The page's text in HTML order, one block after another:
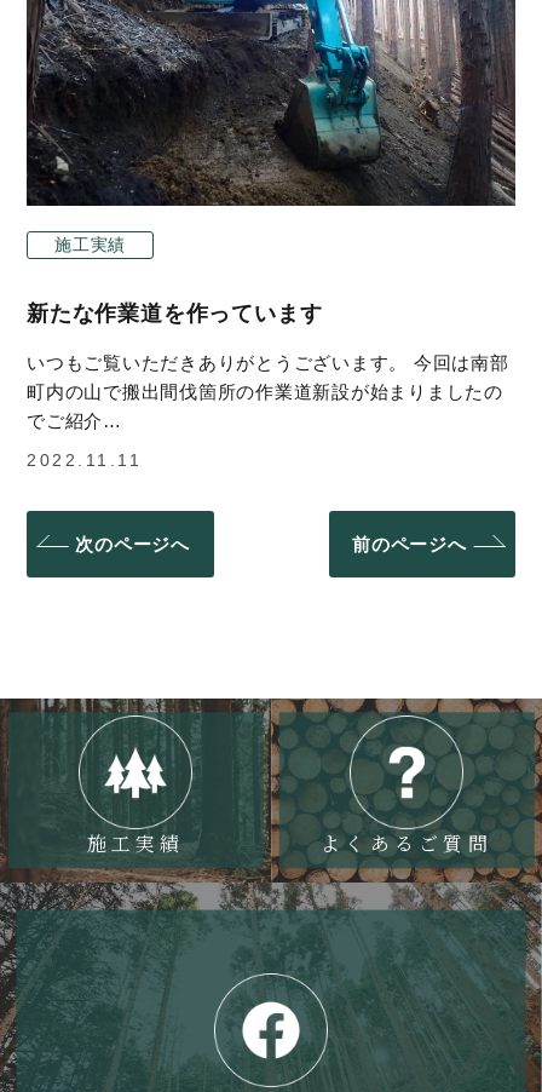
施工実績
新たな作業道を作っています
いつもご覧いただきありがとうございます。 今回は南部
町内の山で搬出間伐箇所の作業道新設が始まりましたの
でご紹介…
2022.11.11
ー
シ
ン
前のページへ
次のページへ
施工実績 よくあるご質問